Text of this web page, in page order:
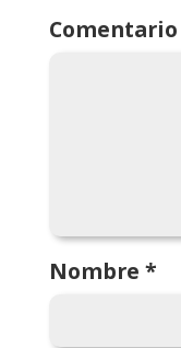
Comentario
Nombre *